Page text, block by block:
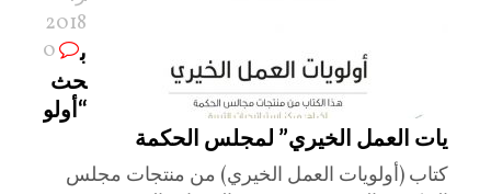
2018
0
ب
حث
“أولو
يات العمل الخيري” لمجلس الحكمة
كتاب (أولويات العمل الخيري) من منتجات مجلس